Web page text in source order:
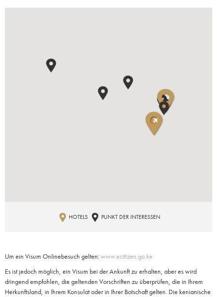
HOTELS PUNKT DER INTERESSEN
Um ein Visum Onlinebesuch gelten:www.ecitizen.go.ke
Es ist jedoch möglich, ein Visum bei der Ankunft zu erhalten, aber es wird
dringend empfohlen, die geltenden Vorschriften zu überprüfen, die in Ihrem
Herkunftsland, in Ihrem Konsulat oder in Ihrer Botschaft gelten. Die kenianische